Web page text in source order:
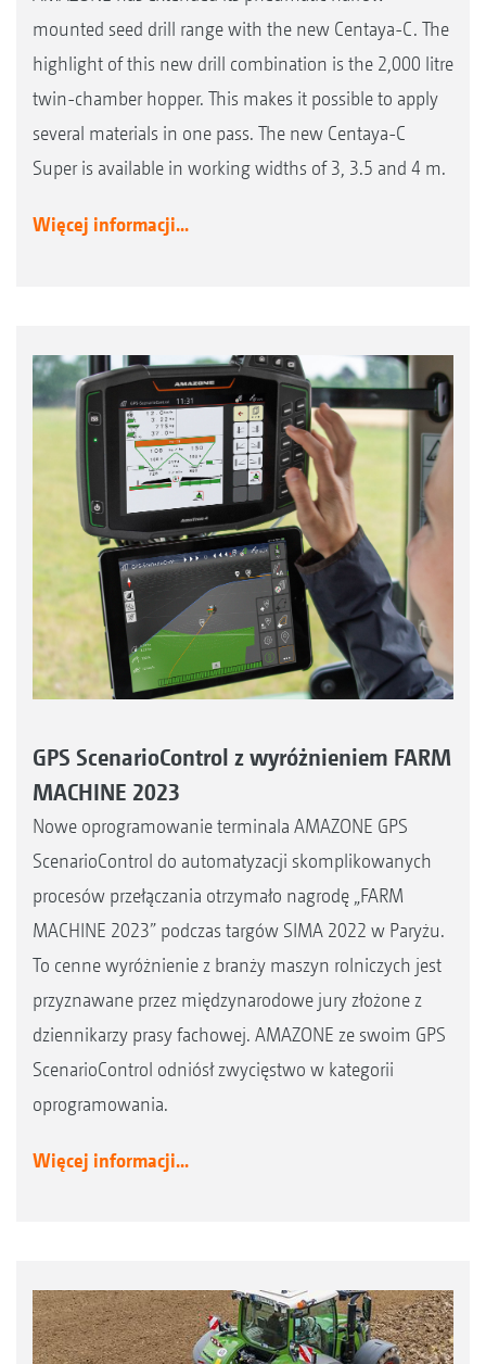
mounted seed drill range with the new Centaya-C. The
highlight of this new drill combination is the 2,000 litre
twin-chamber hopper. This makes it possible to apply
several materials in one pass. The new Centaya-C
Super is available in working widths of 3, 3.5 and 4 m.
Więcej informacji...
GPS ScenarioControl z wyróżnieniem FARM
MACHINE 2023
Nowe oprogramowanie terminala AMAZONE GPS
ScenarioControl do automatyzacji skomplikowanych
procesów przełączania otrzymało nagrodę „FARM
MACHINE 2023” podczas targów SIMA 2022 w Paryżu.
To cenne wyróżnienie z branży maszyn rolniczych jest
przyznawane przez międzynarodowe jury złożone z
dziennikarzy prasy fachowej. AMAZONE ze swoim GPS
ScenarioControl odniósł zwycięstwo w kategorii
oprogramowania.
Więcej informacji...